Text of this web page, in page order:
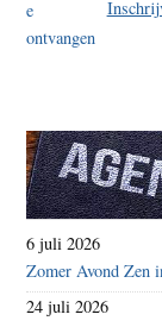
6 juli 2026
Zomer Avond Zen
24 juli 2026